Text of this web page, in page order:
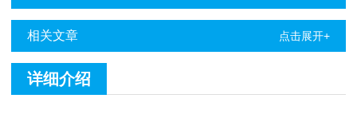
相关文章 点击展开+
详细介绍